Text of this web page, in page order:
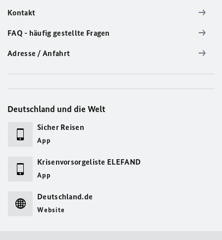
Kontakt
FAQ - häufig gestellte Fragen
Adresse / Anfahrt
Deutschland und die Welt
Sicher Reisen
App
Krisenvorsorgeliste ELEFAND
App
Deutschland.de
Website